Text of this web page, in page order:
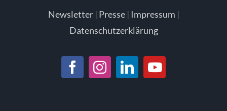
Newsletter| Presse| Impressum |
Datenschutzerklärung
FacebookInstagram
LinkedInYouTube